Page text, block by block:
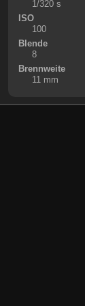
1/320 s
ISO
100
Blende
8
Brennweite
11 mm